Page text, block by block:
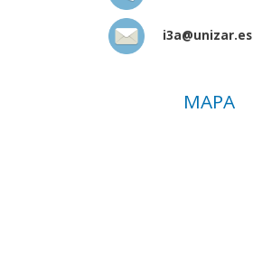
i3a@unizar.es
MAPA